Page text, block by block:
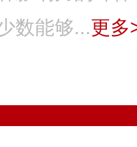
数能够...更多